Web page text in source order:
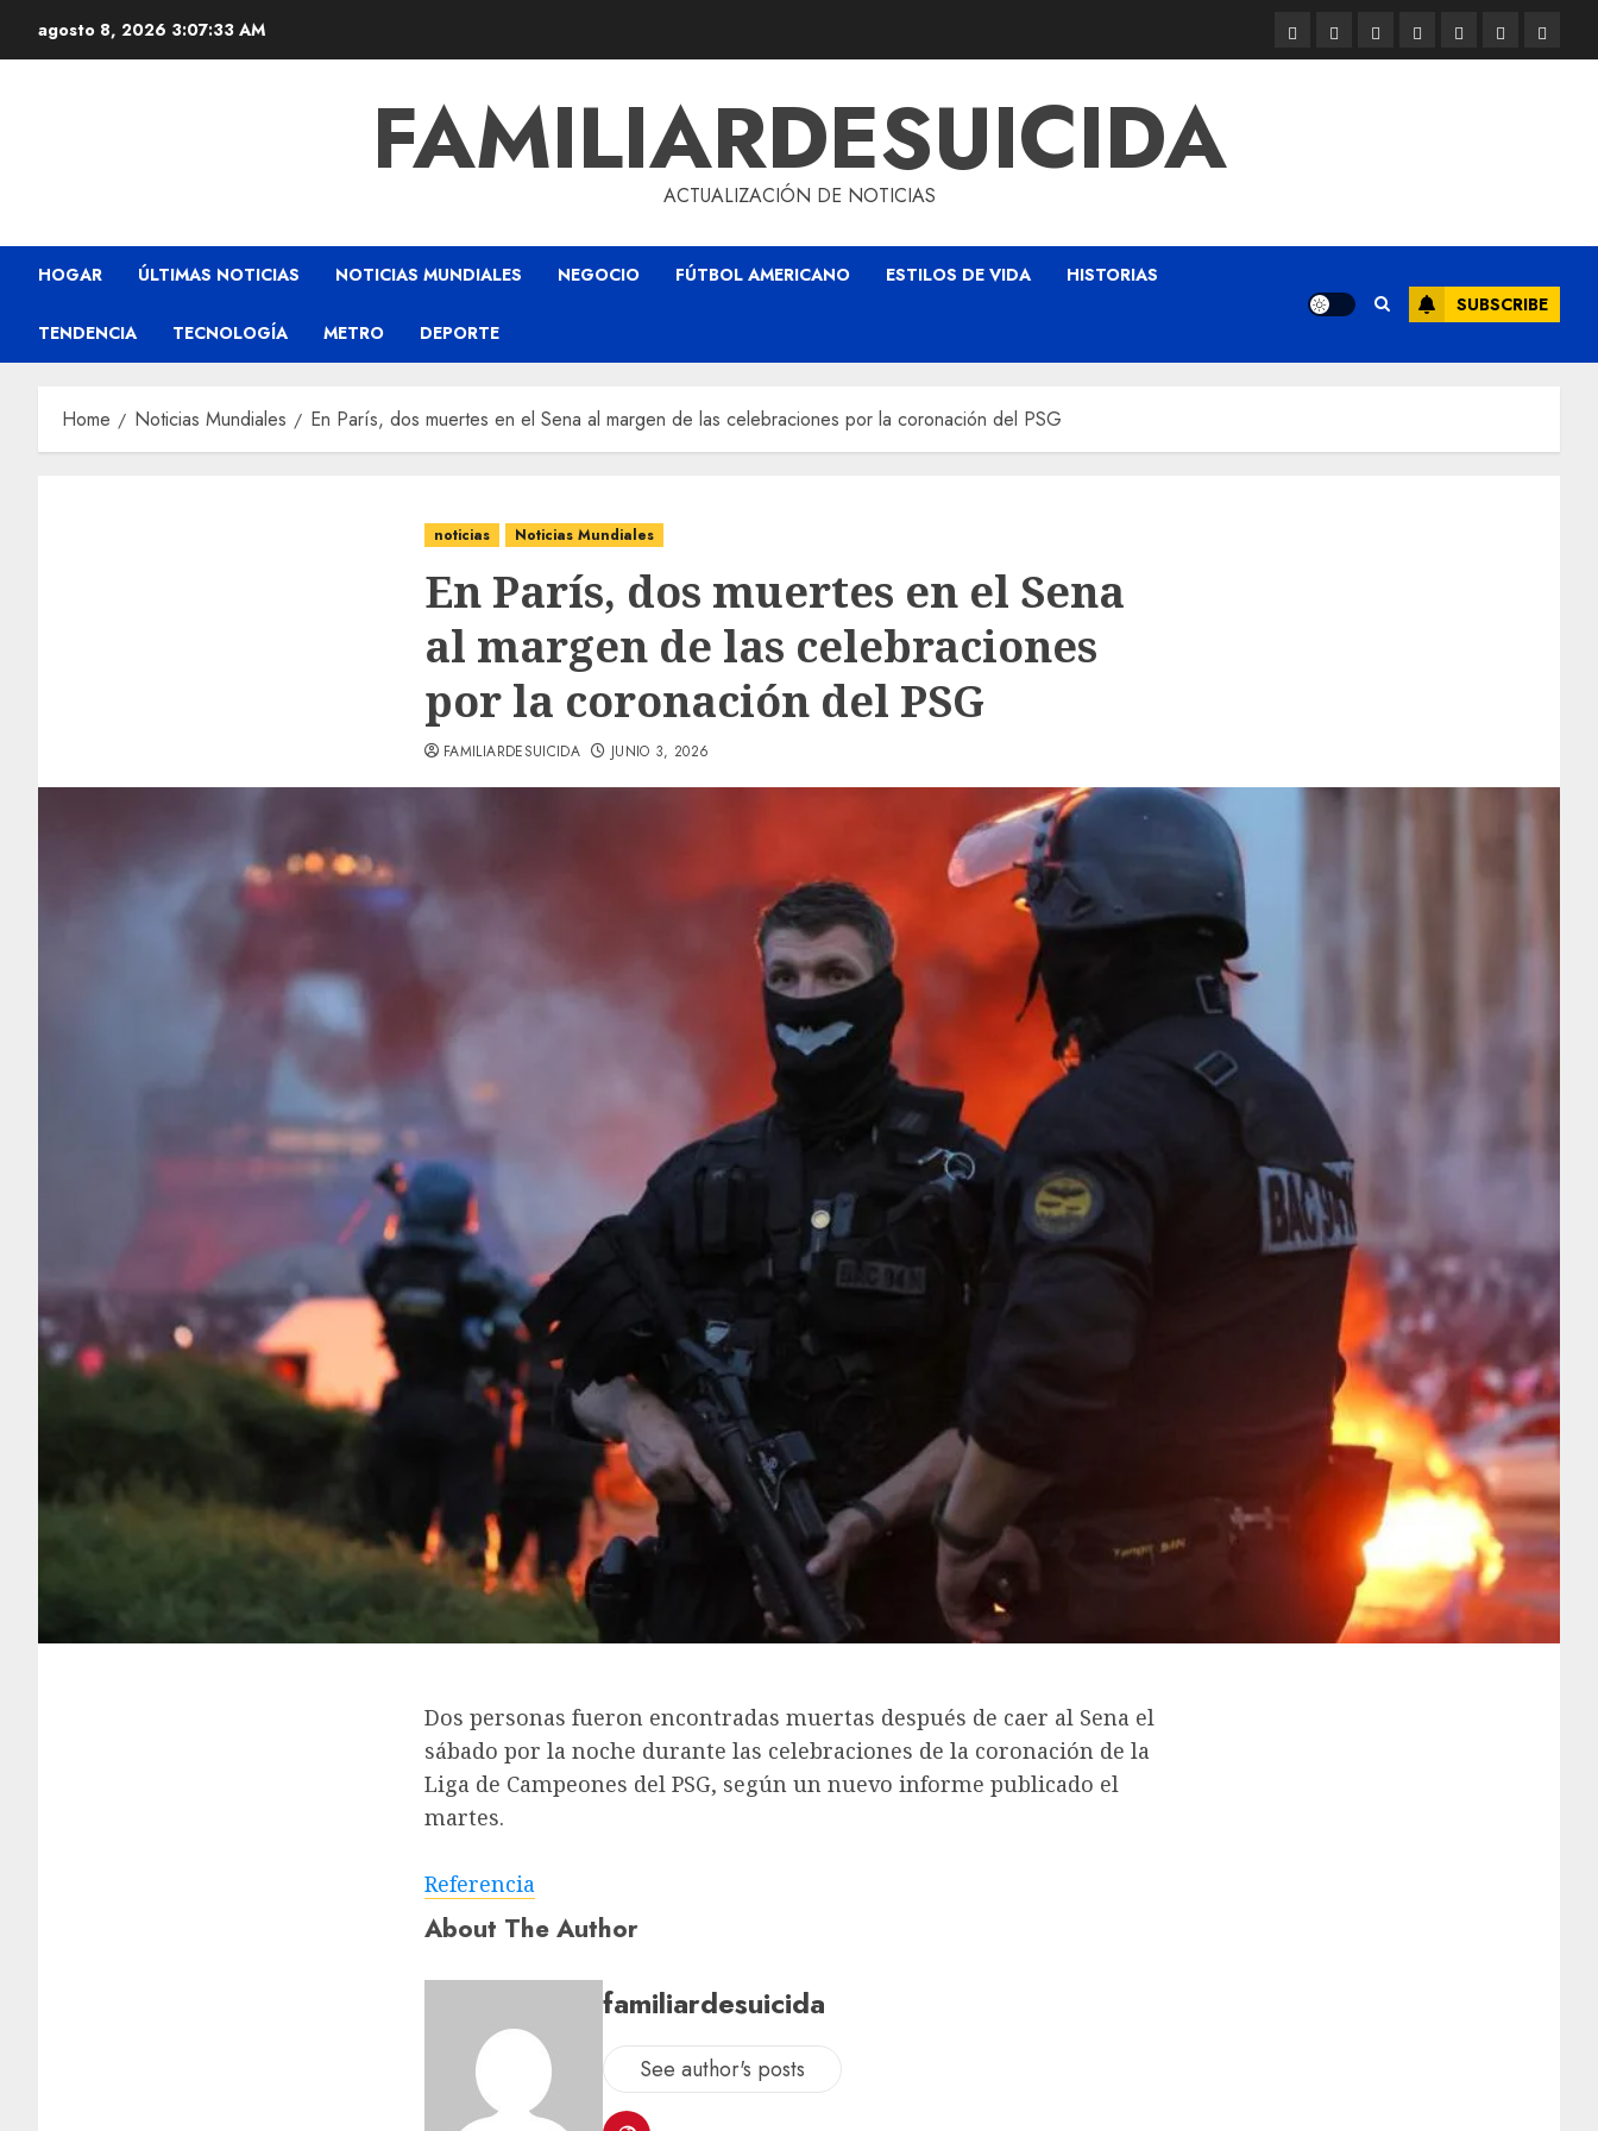
agosto 8, 2026 3:07:33 AM
FAMILIARDESUICIDA
ACTUALIZACIÓN DE NOTICIAS
HOGAR ÚLTIMAS NOTICIAS NOTICIAS MUNDIALES NEGOCIO FÚTBOL AMERICANO ESTILOS DE VIDA HISTORIAS
TENDENCIA TECNOLOGÍA METRO DEPORTE
SUBSCRIBE
Home Noticias Mundiales En París, dos muertes en el Sena al margen de las celebraciones por la coronación del PSG
noticias Noticias Mundiales
En París, dos muertes en el Sena
al margen de las celebraciones
por la coronación del PSG
FAMILIARDESUICIDA JUNIO 3, 2026
Dos personas fueron encontradas muertas después de caer al Sena el
sábado por la noche durante las celebraciones de la coronación de la
Liga de Campeones del PSG, según un nuevo informe publicado el
martes.
Referencia
About The Author
familiardesuicida
See author's posts